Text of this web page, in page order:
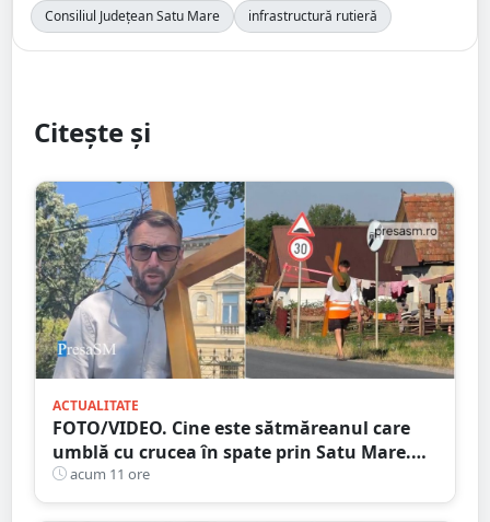
Consiliul Județean Satu Mare infrastructură rutieră
Citește și
ACTUALITATE
FOTO/VIDEO. Cine este sătmăreanul care
umblă cu crucea în spate prin Satu Mare.
De ce face acest gest
acum 11 ore